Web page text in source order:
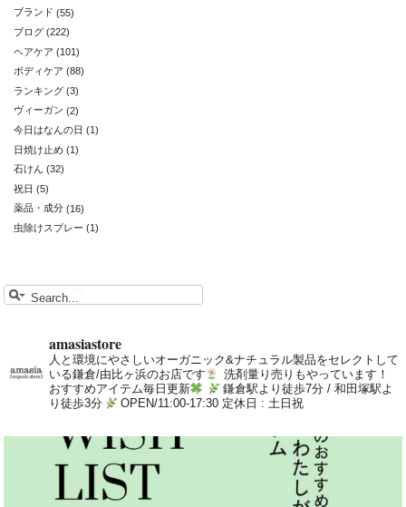
ブランド (55)
ブログ (222)
ヘアケア (101)
ボディケア (88)
ランキング (3)
ヴィーガン (2)
今日はなんの日 (1)
日焼け止め (1)
石けん (32)
祝日 (5)
薬品・成分 (16)
虫除けスプレー (1)
amasiastore
人と環境にやさしいオーガニック&ナチュラル製品をセレクトして
いる鎌倉/由比ヶ浜のお店です
洗剤量り売りもやっています！
おすすめアイテム毎日更新
鎌倉駅より徒歩7分 / 和田塚駅よ
り徒歩3分
OPEN/11:00-17:30 定休日 : 土日祝